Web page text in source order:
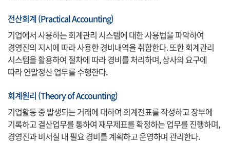
전산회계 (Practical Accounting)
기업에서 사용하는 회계관리 시스템에 대한 사용법을 파악하여
경영진의 지시에 따라 사용한 경비내역을 취합한다. 또한 회계관리
시스템을 활용하여 절차에 따라 경비를 처리하며, 상사의 요구에
따라 연말정산 업무를 수행한다.
회계원리 (Theory of Accounting)
기업활동 중 발생되는 거래에 대하여 회계전표를 작성하고 장부에
기록하고 결산업무를 통하여 재무제표를 확정하는 업무를 진행하며,
경영진과 비서실 내 필요 경비를 계획하고 운영하며 관리한다.